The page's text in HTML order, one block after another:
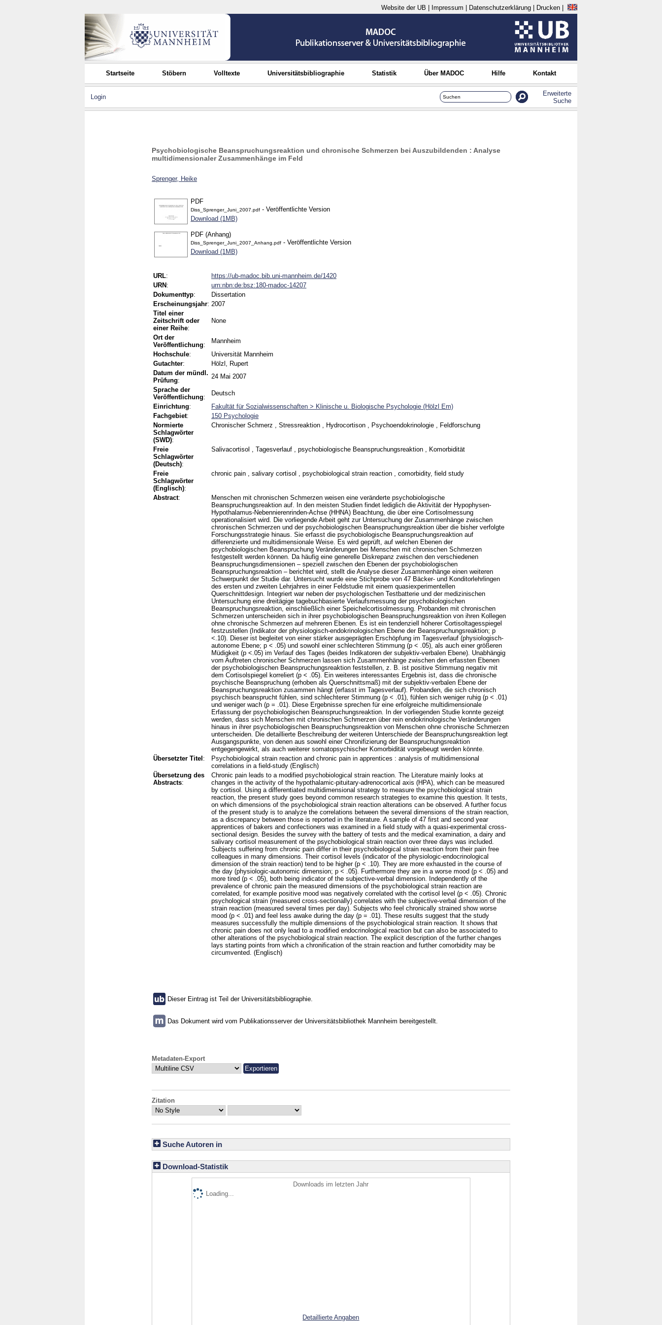
Website der UB Impressum Datenschutzerklärung Drucken
Startseite Stöbern Volltexte Universitätsbibliographie Statistik Über MADOC Hilfe Kontakt
Login
Erweiterte
Suche
Psychobiologische Beanspruchungsreaktion und chronische Schmerzen bei Auszubildenden : Analyse
multidimensionaler Zusammenhänge im Feld
Sprenger, Heike
PDF
Diss_Sprenger_Juni_2007.pdf - Veröffentlichte Version
Download (1MB)
PDF (Anhang)
Diss_Sprenger_Juni_2007_Anhang.pdf - Veröffentlichte Version
Download (1MB)
URL:
https://ub-madoc.bib.uni-mannheim.de/1420
URN :
urn:nbn:de:bsz:180-madoc-14207
Dokumenttyp:
Dissertation
Erscheinungsjahr: 2007
Titel einer
Zeitschrift oder
einer Reihe:
None
Ort der
Veröffentlichung:
Mannheim
Hochschule:
Universität Mannheim
Gutachter:
Hölzl, Rupert
Datum der mündl.
Prüfung:
24 Mai 2007
Sprache der
Veröffentlichung:
Deutsch
Einrichtung:
Fakultät für Sozialwissenschaften > Klinische u. Biologische Psychologie (Hölzl Em)
Fachgebiet:
150 Psychologie
Normierte
Schlagwörter
(SWD):
Chronischer Schmerz , Stressreaktion , Hydrocortison , Psychoendokrinologie , Feldforschung
Freie
Schlagwörter
(Deutsch):
Salivacortisol , Tagesverlauf , psychobiologische Beanspruchungsreaktion , Komorbidität
Freie
Schlagwörter
(Englisch):
chronic pain , salivary cortisol , psychobiological strain reaction , comorbidity, field study
Abstract:
Menschen mit chronischen Schmerzen weisen eine veränderte psychobiologische
Beanspruchungsreaktion auf. In den meisten Studien findet lediglich die Aktivität der Hypophysen-
Hypothalamus-Nebennierenrinden-Achse (HHNA) Beachtung, die über eine Cortisolmessung
operationalisiert wird. Die vorliegende Arbeit geht zur Untersuchung der Zusammenhänge zwischen
chronischen Schmerzen und der psychobiologischen Beanspruchungsreaktion über die bisher verfolgte
Forschungsstrategie hinaus. Sie erfasst die psychobiologische Beanspruchungsreaktion auf
differenzierte und multidimensionale Weise. Es wird geprüft, auf welchen Ebenen der
psychobiologischen Beanspruchung Veränderungen bei Menschen mit chronischen Schmerzen
festgestellt werden können. Da häufig eine generelle Diskrepanz zwischen den verschiedenen
Beanspruchungsdimensionen – speziell zwischen den Ebenen der psychobiologischen
Beanspruchungsreaktion – berichtet wird, stellt die Analyse dieser Zusammenhänge einen weiteren
Schwerpunkt der Studie dar. Untersucht wurde eine Stichprobe von 47 Bäcker- und Konditorlehrlingen
des ersten und zweiten Lehrjahres in einer Feldstudie mit einem quasiexperimentellen
Querschnittdesign. Integriert war neben der psychologischen Testbatterie und der medizinischen
Untersuchung eine dreitägige tagebuchbasierte Verlaufsmessung der psychobiologischen
Beanspruchungsreaktion, einschließlich einer Speichelcortisolmessung. Probanden mit chronischen
Schmerzen unterscheiden sich in ihrer psychobiologischen Beanspruchungsreaktion von ihren Kollegen
ohne chronische Schmerzen auf mehreren Ebenen. Es ist ein tendenziell höherer Cortisoltagesspiegel
festzustellen (Indikator der physiologisch-endokrinologischen Ebene der Beanspruchungsreaktion; p
<.10). Dieser ist begleitet von einer stärker ausgeprägten Erschöpfung im Tagesverlauf (physiologisch-
autonome Ebene; p < .05) und sowohl einer schlechteren Stimmung (p < .05), als auch einer größeren
Müdigkeit (p <.05) im Verlauf des Tages (beides Indikatoren der subjektiv-verbalen Ebene). Unabhängig
vom Auftreten chronischer Schmerzen lassen sich Zusammenhänge zwischen den erfassten Ebenen
der psychobiologischen Beanspruchungsreaktion feststellen, z. B. ist positive Stimmung negativ mit
dem Cortisolspiegel korreliert (p < .05). Ein weiteres interessantes Ergebnis ist, dass die chronische
psychische Beanspruchung (erhoben als Querschnittsmaß) mit der subjektiv-verbalen Ebene der
Beanspruchungsreaktion zusammen hängt (erfasst im Tagesverlauf). Probanden, die sich chronisch
psychisch beansprucht fühlen, sind schlechterer Stimmung (p < .01), fühlen sich weniger ruhig (p < .01)
und weniger wach (p = .01). Diese Ergebnisse sprechen für eine erfolgreiche multidimensionale
Erfassung der psychobiologischen Beanspruchungsreaktion. In der vorliegenden Studie konnte gezeigt
werden, dass sich Menschen mit chronischen Schmerzen über rein endokrinologische Veränderungen
hinaus in ihrer psychobiologischen Beanspruchungsreaktion von Menschen ohne chronische Schmerzen
unterscheiden. Die detaillierte Beschreibung der weiteren Unterschiede der Beanspruchungsreaktion legt
Ausgangspunkte, von denen aus sowohl einer Chronifizierung der Beanspruchungsreaktion
entgegengewirkt, als auch weiterer somatopsychischer Komorbidität vorgebeugt werden könnte.
Übersetzter Titel :
Psychobiological strain reaction and chronic pain in apprentices : analysis of multidimensional
correlations in a field-study (Englisch)
Übersetzung des
Abstracts:
Chronic pain leads to a modified psychobiological strain reaction. The Literature mainly looks at
changes in the activity of the hypothalamic-pituitary-adrenocortical axis (HPA), which can be measured
by cortisol. Using a differentiated multidimensional strategy to measure the psychobiological strain
reaction, the present study goes beyond common research strategies to examine this question. It tests,
on which dimensions of the psychobiological strain reaction alterations can be observed. A further focus
of the present study is to analyze the correlations between the several dimensions of the strain reaction,
as a discrepancy between those is reported in the literature. A sample of 47 first and second year
apprentices of bakers and confectioners was examined in a field study with a quasi-experimental cross-
sectional design. Besides the survey with the battery of tests and the medical examination, a dairy and
salivary cortisol measurement of the psychobiological strain reaction over three days was included.
Subjects suffering from chronic pain differ in their psychobiological strain reaction from their pain free
colleagues in many dimensions. Their cortisol levels (indicator of the physiologic-endocrinological
dimension of the strain reaction) tend to be higher (p < .10). They are more exhausted in the course of
the day (physiologic-autonomic dimension; p < .05). Furthermore they are in a worse mood (p < .05) and
more tired (p < .05), both being indicator of the subjective-verbal dimension. Independently of the
prevalence of chronic pain the measured dimensions of the psychobiological strain reaction are
correlated, for example positive mood was negatively correlated with the cortisol level (p < .05). Chronic
psychological strain (measured cross-sectionally) correlates with the subjective-verbal dimension of the
strain reaction (measured several times per day). Subjects who feel chronically strained show worse
mood (p < .01) and feel less awake during the day (p = .01). These results suggest that the study
measures successfully the multiple dimensions of the psychobiological strain reaction. It shows that
chronic pain does not only lead to a modified endocrinological reaction but can also be associated to
other alterations of the psychobiological strain reaction. The explicit description of the further changes
lays starting points from which a chronification of the strain reaction and further comorbidity may be
circumvented. (Englisch)
Dieser Eintrag ist Teil der Universitätsbibliographie.
Das Dokument wird vom Publikationsserver der Universitätsbibliothek Mannheim bereitgestellt.
Metadaten-Export
Zitation
Suche Autoren in
Download-Statistik
Downloads im letzten Jahr
Loading...
Detaillierte Angaben